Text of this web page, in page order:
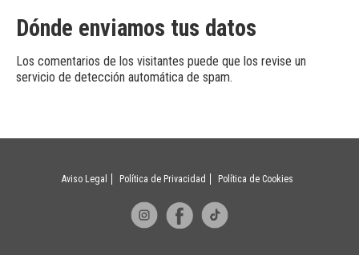
Dónde enviamos tus datos
Los comentarios de los visitantes puede que los revise un
servicio de detección automática de spam.
Aviso Legal Política de Privacidad Política de Cookies